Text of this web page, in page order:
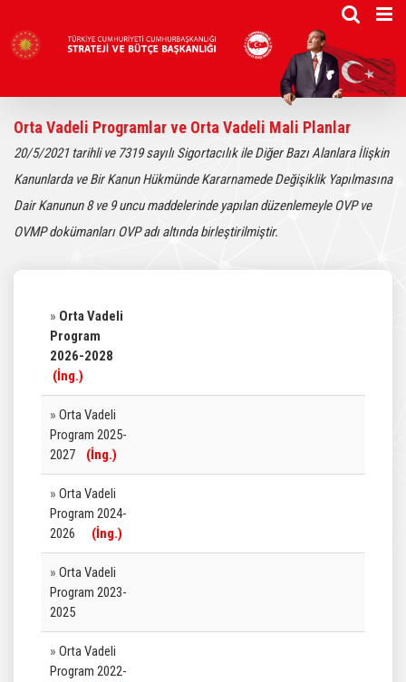
content
Orta Vadeli Programlar ve Orta Vadeli Mali Planlar
20/5/2021 tarihli ve 7319 sayılı Sigortacılık ile Diğer Bazı Alanlara İlişkin
Kanunlarda ve Bir Kanun Hükmünde Kararnamede Değişiklik Yapılmasına
Dair Kanunun 8 ve 9 uncu maddelerinde yapılan düzenlemeyle OVP ve
OVMP dokümanları OVP adı altında birleştirilmiştir.
» Orta Vadeli
Program
2026-2028
(İng.)
» Orta Vadeli
Program 2025-
2027
(İng.)
» Orta Vadeli
Program 2024-
2026
(İng.)
» Orta Vadeli
Program 2023-
2025
» Orta Vadeli
Program 2022-